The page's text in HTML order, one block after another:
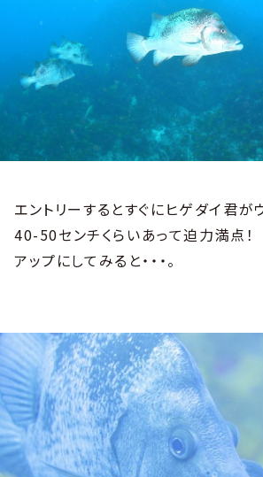
エントリーするとすぐにヒゲダイ君が
40-50センチくらいあって迫力満点！
アップにしてみると・・・。